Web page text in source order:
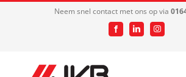
Neem snel contact met ons op via
FacebookLinkedInInstagram